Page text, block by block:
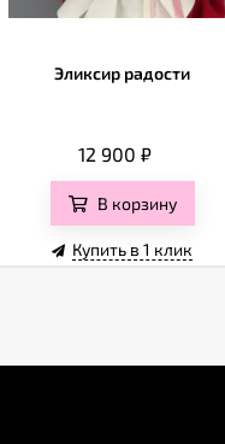
Эликсир радости
12 900 ₽
В корзину
Купить в 1 клик